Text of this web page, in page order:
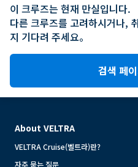
이 크루즈는 현재 만실입니다.
다른 크루즈를 고려하시거나,
지 기다려 주세요。
검색 페
About VELTRA
VELTRA Cruise(벨트라)란?
자주 묻는 질문